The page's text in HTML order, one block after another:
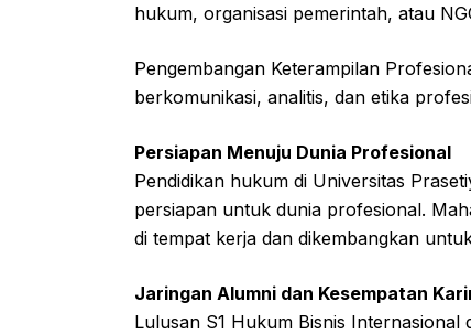
hukum, organisasi pemerintah, atau
Pengembangan Keterampilan
berkomunikasi, analitis, dan etika
Persiapan Menuju Dunia Profesional
Pendidikan hukum di Universitas
persiapan untuk dunia profesional.
di tempat kerja dan dikembangkan
Jaringan Alumni dan Kesempatan
Lulusan S1 Hukum Bisnis